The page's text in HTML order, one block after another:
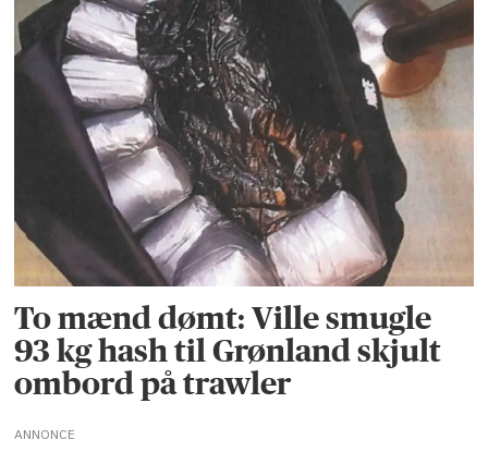
To mænd dømt: Ville smugle
93 kg hash til Grønland skjult
ombord på trawler
ANNONCE